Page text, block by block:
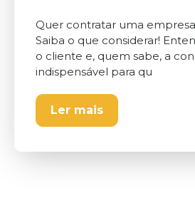
Quer contratar uma
Saiba o que considerar!
o cliente e, quem sabe, a
indispensável para qu
Ler mais